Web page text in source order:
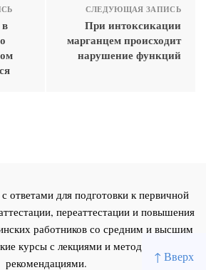
↑ Вверх
СЛЕДУЮЩАЯ ЗАПИСЬ
При интоксикации
марганцем происходит
нарушение функций
ответами для подготовки к первичной
переаттестации и повышения
работников со средним и высшим
курсы с лекциями и методическими
рекомендациями.